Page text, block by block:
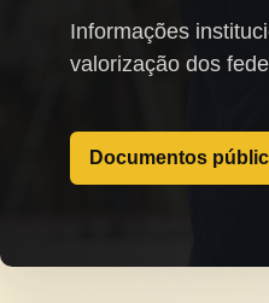
Informações
valorização dos
Documentos